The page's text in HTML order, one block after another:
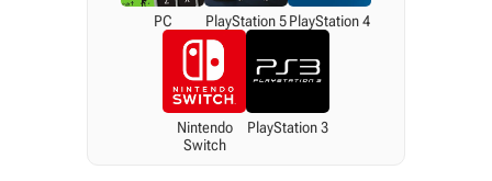
PC PlayStation 5PlayStation 4
Nintendo
Switch
PlayStation 3